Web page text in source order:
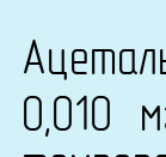
0,010